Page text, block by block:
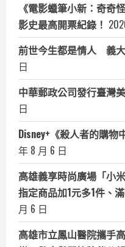
《電影蠟筆小新：奇奇
影史最高開票紀錄！
前世今生都是情人 義
日
中華郵政公司發行臺灣
日
Disney+《殺人者的購物
年 8 月 6 日
高雄義享時尚廣場「小
指定商品加1元多1件、
月 6 日
高雄市立鳳山醫院攜手